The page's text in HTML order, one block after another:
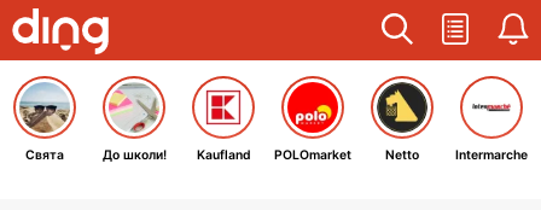
Свята До школи! Kaufland POLOmarket Netto Intermarche